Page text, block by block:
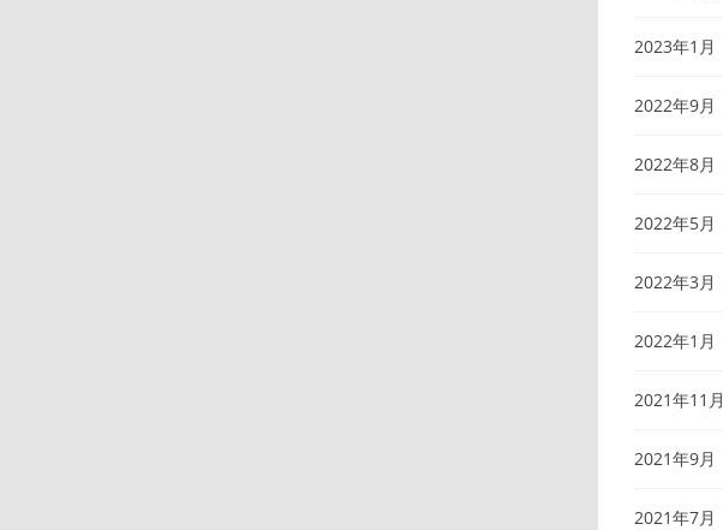
2023年1月
2022年9月
2022年8月
2022年5月
2022年3月
2022年1月
2021年11月
2021年9月
2021年7月